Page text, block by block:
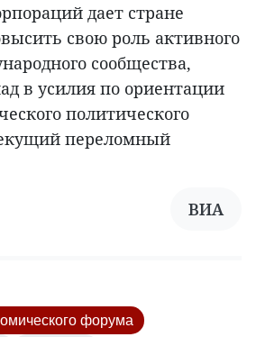
дает стране
свою роль активного
сообщества,
в усилия по ориентации
политического
переломный
ВИА
форума